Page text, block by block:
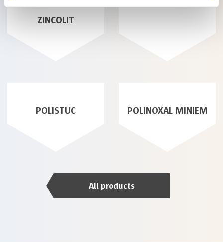
ZINCOLIT
POLISTUC POLINOXAL MINIEM
All products